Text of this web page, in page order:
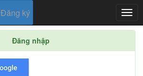
Đăng ký
Đăng nhập